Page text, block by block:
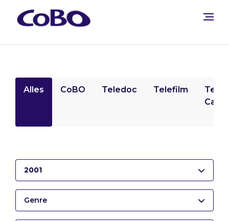
Alles CoBO Teledoc Telefilm
2001
Genre